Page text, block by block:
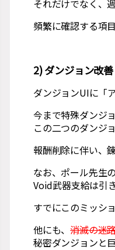
それだけでなく、
頻繁に確認する項
2) ダンジョン改善
ダンジョンUIに「
今まで特殊ダンジ
この二つのダンジ
報酬削除に伴い、
なお、ポール先生
Void武器支給は引
すでにこのミッシ
他にも、消滅の迷
秘密ダンジョンと